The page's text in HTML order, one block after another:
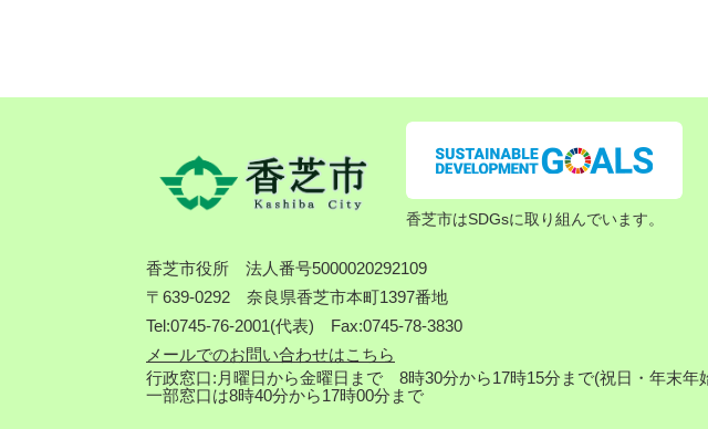
香芝市はSDGsに取り組んでいます。
香芝市役所
法人番号5000020292109
〒639-0292 奈良県香芝市本町1397番地
Tel:0745-76-2001(代表) Fax:0745-78-3830
メールでのお問い合わせはこちら
行政窓口:月曜日から金曜日まで 8時30分から17時15分まで(祝日・年末年
一部窓口は8時40分から17時00分まで